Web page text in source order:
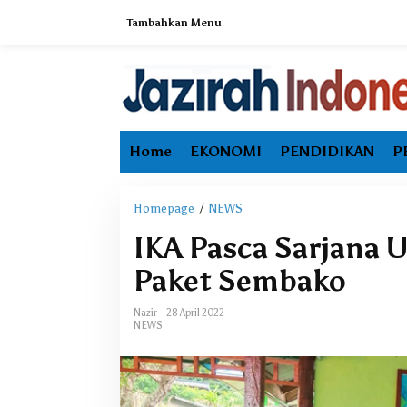
Tambahkan Menu
Home EKONOMI PENDIDIKAN
Homepage / NEWS
A
P
a
S
a
r
IKA Pasca Sarjana
Paket Sembako
Nazir
28 April 2022
NEWS